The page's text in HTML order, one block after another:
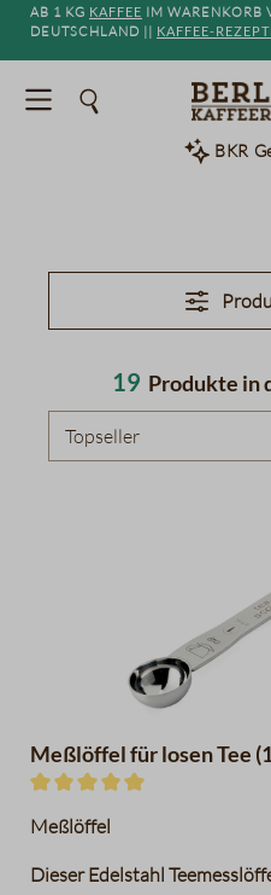
springen
Ab 1 kg Kaffee im Warenkorb
Deutschland || Kaffee-
BKR
19 Produkte in
Meßlöffel für losen Tee
Durchschnittliche
Meßlöffel
Dieser Edelstahl